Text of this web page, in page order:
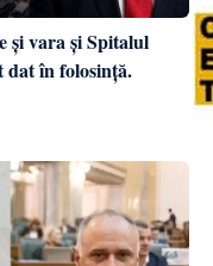
și vara și Spitalul
în folosință.